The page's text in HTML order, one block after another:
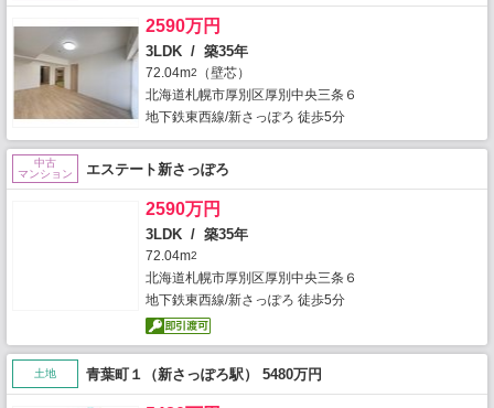
2590万円
3LDK / 築35年
72.04m2
（壁芯）
北海道札幌市厚別区厚別中央三条６
地下鉄東西線/新さっぽろ 徒歩5分
中古
マンション
エステート新さっぽろ
2590万円
3LDK / 築35年
72.04m2
北海道札幌市厚別区厚別中央三条６
地下鉄東西線/新さっぽろ 徒歩5分
土地 青葉町１（新さっぽろ駅） 5480万円